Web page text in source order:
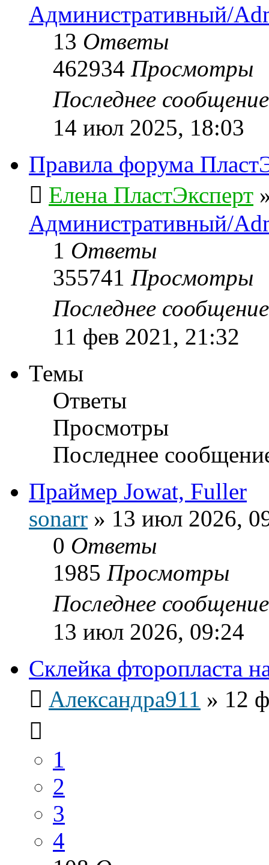
Административный/
13 Ответы
462934 Просмотры
Последнее
14 июл 2025, 18:03
Правила форума
Елена ПластЭксперт
Административный/
1 Ответы
355741 Просмотры
Последнее
11 фев 2021, 21:32
Темы
Ответы
Просмотры
Последнее
Праймер Jowat, Fuller
sonarr » 13 июл 2026,
0 Ответы
1985 Просмотры
Последнее
13 июл 2026, 09:24
Склейка фторопласта
Александра911 » 12
1
2
3
4